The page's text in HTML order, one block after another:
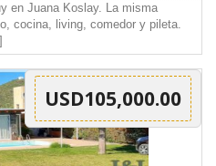
en Juana Koslay. La misma
cocina, living, comedor y pileta.
USD105,000.00